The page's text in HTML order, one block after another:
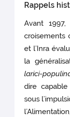
Rappels
Avant 1997,
croisements
et l’Inra
la
larici-
dire
sous